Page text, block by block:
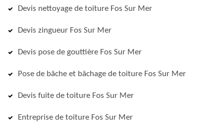
Devis nettoyage de toiture Fos Sur Mer
Devis zingueur Fos Sur Mer
Devis pose de gouttière Fos Sur Mer
Pose de bâche et bâchage de toiture Fos Sur Mer
Devis fuite de toiture Fos Sur Mer
Entreprise de toiture Fos Sur Mer